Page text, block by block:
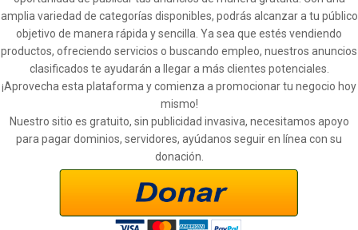
amplia variedad de categorías disponibles, podrás alcanzar a tu público
objetivo de manera rápida y sencilla. Ya sea que estés vendiendo
productos, ofreciendo servicios o buscando empleo, nuestros anuncios
clasificados te ayudarán a llegar a más clientes potenciales.
¡Aprovecha esta plataforma y comienza a promocionar tu negocio hoy
mismo!
Nuestro sitio es gratuito, sin publicidad invasiva, necesitamos apoyo
para pagar dominios, servidores, ayúdanos seguir en línea con su
donación.